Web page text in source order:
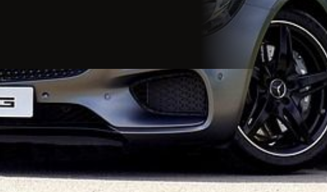
pour La Place Vendome Ecrin Du Luxe
planning détaillé, services additionnels.
Luxe Parisien à Paris